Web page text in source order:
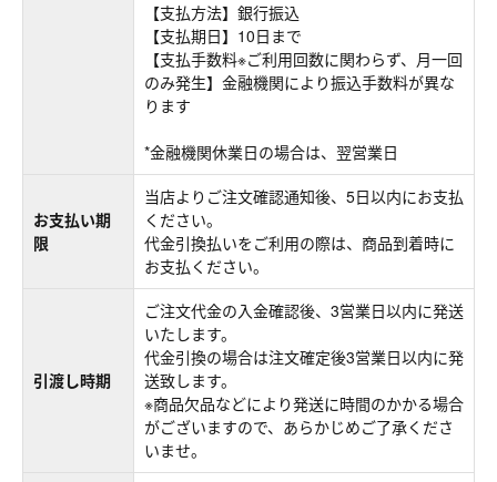
【支払方法】銀行振込
【支払期日】10日まで
【支払手数料※ご利用回数に関わらず、月一回
のみ発生】金融機関により振込手数料が異な
ります
*金融機関休業日の場合は、翌営業日
お支払い期
限
当店よりご注文確認通知後、5日以内にお支払
ください。
代金引換払いをご利用の際は、商品到着時に
お支払ください。
引渡し時期
ご注文代金の入金確認後、3営業日以内に発送
いたします。
代金引換の場合は注文確定後3営業日以内に発
送致します。
※商品欠品などにより発送に時間のかかる場合
がございますので、あらかじめご了承くださ
いませ。